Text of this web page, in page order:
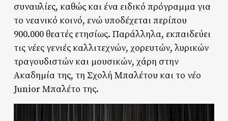
συναυλίες, καθώς και ένα ειδικό πρόγραμμα για
το νεανικό κοινό, ενώ υποδέχεται περίπου
900.000 θεατές ετησίως. Παράλληλα, εκπαιδεύει
τις νέες γενιές καλλιτεχνών, χορευτών, λυρικών
τραγουδιστών και μουσικών, χάρη στην
Ακαδημία της, τη Σχολή Μπαλέτου και το νέο
Junior Μπαλέτο της.